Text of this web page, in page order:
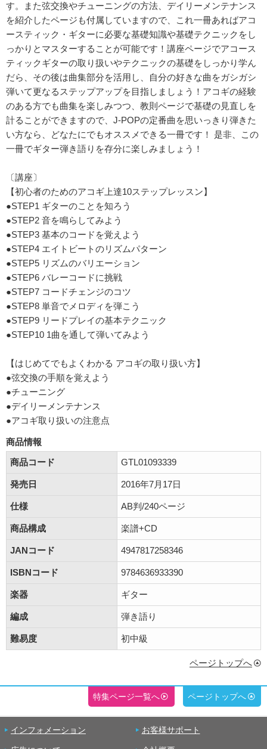
す。また弦交換やチューニングの方法、デイリーメンテナンス
を紹介したページも付属していますので、これ一冊あればアコ
ースティック・ギターに必要な基礎知識や基礎テクニックをし
っかりとマスターすることが可能です！講座ページでアコース
ティックギターの取り扱いやテクニックの基礎をしっかり学ん
だら、その後は曲集部分を活用し、自分の好きな曲をガシガシ
弾いて更なるステップアップを目指しましょう！アコギの経験
のある方でも曲集を楽しみつつ、教則ページで基礎の見直しを
計ることができますので、J-POPの定番曲を思いっきり弾きた
い方なら、どなたにでもオススメできる一冊です！ 是非、この
一冊でギター弾き語りを存分に楽しみましょう！
〔講座〕
【初心者のためのアコギ上達10ステップレッスン】
●STEP1 ギターのことを知ろう
●STEP2 音を鳴らしてみよう
●STEP3 基本のコードを覚えよう
●STEP4 エイトビートのリズムパターン
●STEP5 リズムのバリエーション
●STEP6 バレーコードに挑戦
●STEP7 コードチェンジのコツ
●STEP8 単音でメロディを弾こう
●STEP9 リードプレイの基本テクニック
●STEP10 1曲を通して弾いてみよう
【はじめてでもよくわかる アコギの取り扱い方】
●弦交換の手順を覚えよう
●チューニング
●デイリーメンテナンス
●アコギ取り扱いの注意点
商品情報
商品コード
GTL01093339
発売日 2016年7月17日
仕様 AB判/240ページ
商品構成 楽譜+CD
JANコード 4947817258346
ISBNコード 9784636933390
楽器 ギター
編成 弾き語り
難易度 初中級
ページトップへ
特集ページ一覧へ ページトップへ
インフォメーション お客様サポート